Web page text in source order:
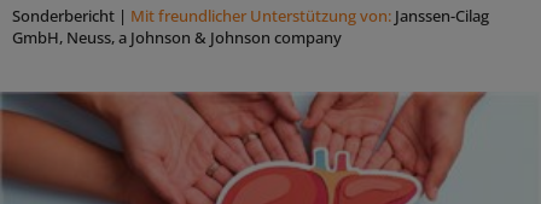
Sonderbericht | Mit freundlicher Unterstützung von: Janssen-Cilag
GmbH, Neuss, a Johnson & Johnson company